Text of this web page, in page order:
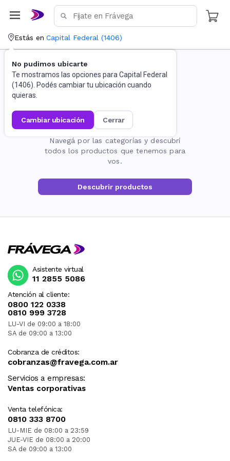
Estás en Capital Federal (1406)
No pudimos ubicarte
Te mostramos las opciones para Capital Federal
(1406). Podés cambiar tu ubicación cuando
quieras.
cambiar ubicación cerrar
La página no existe
Navegá por las categorías y descubrí
todos los productos que tenemos para
vos.
Descubrir productos
Atención al cliente:
0800 122 0338
0810 999 3728
LU-VI de 09:00 a 18:00
SA de 09:00 a 13:00
Cobranza de créditos:
cobranzas@fravega.com.ar
Servicios a empresas:
Ventas corporativas
Venta telefónica:
0810 333 8700
LU-MIE de 08:00 a 23:59
JUE-VIE de 08:00 a 20:00
SA de 09:00 a 13:00
Asistente virtual
11 2855 5086